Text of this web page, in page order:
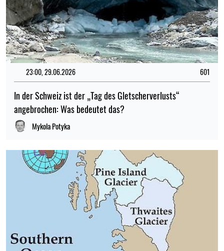
23:00, 29.06.2026 601
In der Schweiz ist der „Tag des Gletscherverlusts“
angebrochen: Was bedeutet das?
Mykola Potyka